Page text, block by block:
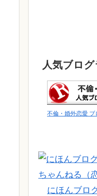
人気ブロ
不倫・婚外恋愛
にほんブロ